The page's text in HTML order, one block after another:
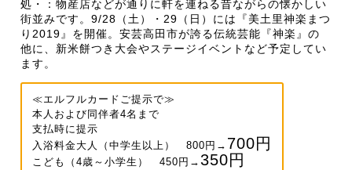
処・：物産店などが通りに軒を連ねる昔ながらの懐かしい
街並みです。9/28（土）・29（日）には『美土里神楽まつ
り2019』を開催。安芸高田市が誇る伝統芸能『神楽』の
他に、新米餅つき大会やステージイベントなど予定してい
ます。
≪エルフルカードご提示で≫
本人および同伴者4名まで
支払時に提示
入浴料金大人（中学生以上） 800円→ 700円
こども（4歳～小学生） 450円→350円